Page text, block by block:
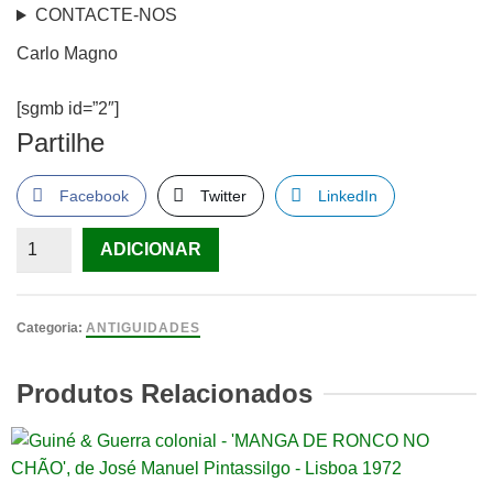
CONTACTE-NOS
Carlo Magno
[sgmb id=”2″]
Partilhe
Facebook Twitter LinkedIn
Quantidade
Magno
ADICIONAR
Categoria: ANTIGUIDADES
Produtos Relacionados